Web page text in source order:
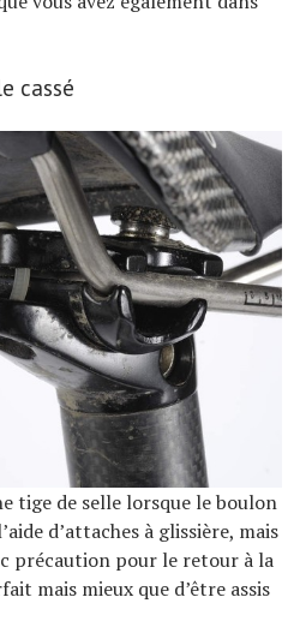
cassé
tige de selle lorsque le boulon
d’attaches à glissière, mais
précaution pour le retour à la
mais mieux que d’être assis